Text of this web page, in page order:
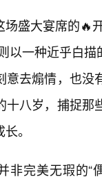
场盛大宴席的🔥
以一种近乎白
意去煽情，也
十八岁，捕捉
。
非完美无瑕的“